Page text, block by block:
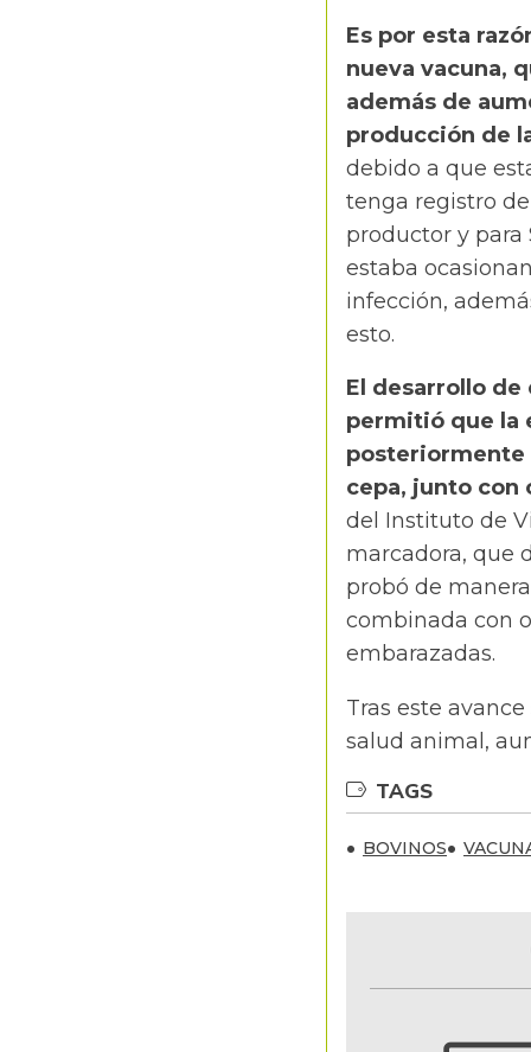
Es por esta
nueva vacuna,
además de
producción de
debido a que
tenga registro
productor y
estaba
infección,
esto.
El desarrollo de
permitió que la
posteriormente
cepa, junto con
del Instituto de
marcadora, que
probó de
combinada con
embarazadas.
Tras este
salud animal,
TAGS
BOVINOS